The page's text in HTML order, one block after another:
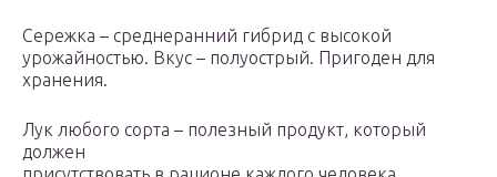
Сережка – среднеранний гибрид с высокой
урожайностью. Вкус – полуострый. Пригоден для
хранения.
Лук любого сорта – полезный продукт, который
должен